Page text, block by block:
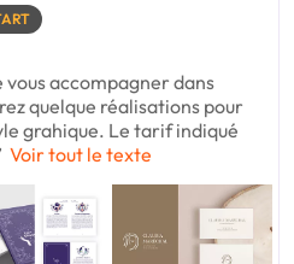
vous accompagner dans
quelque réalisations pour
grahique. Le tarif indiqué
Voir tout le texte